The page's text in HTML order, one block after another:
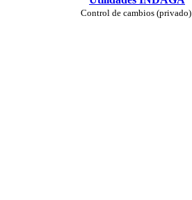
Control de cambios (privado)